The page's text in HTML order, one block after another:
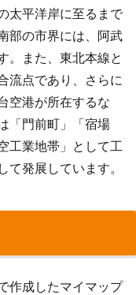
太平洋岸に至るまで
部の市界には、阿武
。また、東北本線と
流点であり、さらに
空港が所在するな
「門前町」「宿場
工業地帯」として工
て発展しています。
作成したマイマップ